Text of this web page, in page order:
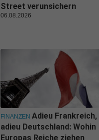
Street verunsichern
06.08.2026
FINANZEN Adieu Frankreich,
adieu Deutschland: Wohin
Europas Reiche ziehen